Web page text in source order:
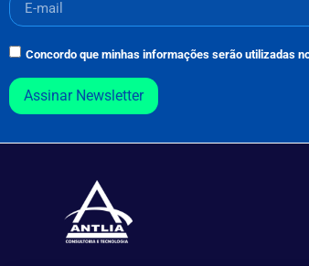
Concordo que minhas informações serão utilizadas
Assinar Newsletter